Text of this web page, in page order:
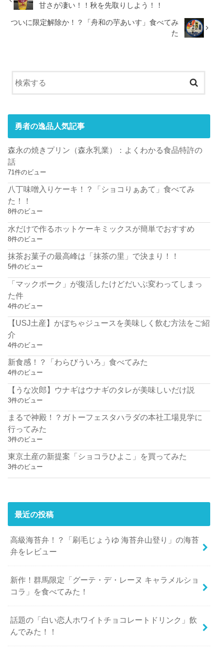
甘さが凄い！！秋を先取りしよう！！
ついに限定解除か！？「舟和の芋あいす」食べてみ
た
勇者の逸品人気記事
森永の焼きプリン（森永乳業）：よくわかる食品特許の
話
71件のビュー
八丁味噌入りケーキ！？「ショコりぁあて」食べてみ
た！！
8件のビュー
水だけで作るホットケーキミックスが簡単でおすすめ
8件のビュー
抹茶お菓子の最高峰は「抹茶の里」で決まり！！
5件のビュー
「マックポーク」が復活したけどだいぶ変わってしまっ
た件
4件のビュー
【USJ土産】かぼちゃジュースを美味しく飲む方法をご紹
介
4件のビュー
新食感！？「わらびういろ」食べてみた
4件のビュー
【うな次郎】ウナギはウナギのタレが美味しいだけ説
3件のビュー
まるで神殿！？ガトーフェスタハラダの本社工場見学に
行ってみた
3件のビュー
東京土産の新提案「ショコラひよこ」を買ってみた
3件のビュー
最近の投稿
高級海苔弁！？「刷毛じょうゆ 海苔弁山登り」の海苔
弁をレビュー
新作！群馬限定「グーテ・デ・レーヌ キャラメルショ
コラ」を食べてみた！
話題の「白い恋人ホワイトチョコレートドリンク」飲
んでみた！！